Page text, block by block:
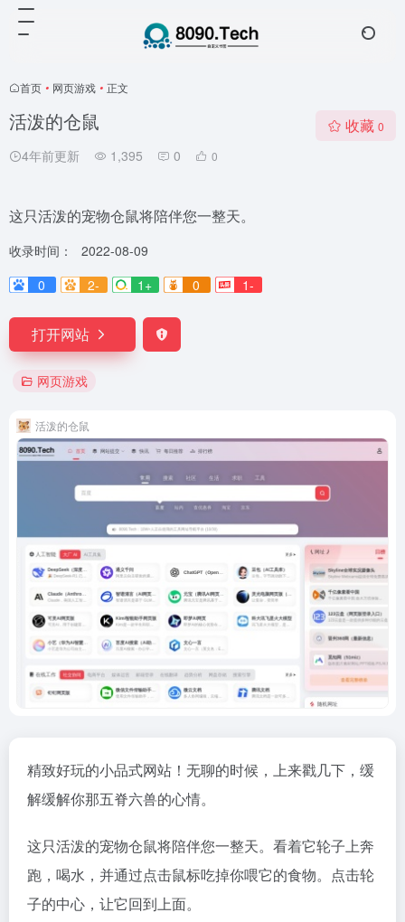
首页 • 网页游戏 • 正文
活泼的仓鼠
4年前更新 1,395 0 0
收藏 0
这只活泼的宠物仓鼠将陪伴您一整天。
收录时间：
2022-08-09
0
2- 1+ 0 1-
打开网站
网页游戏
活泼的仓鼠
精致好玩的小品式网站！无聊的时候，上来戳几下，缓
解缓解你那五脊六兽的心情。
这只活泼的宠物仓鼠将陪伴您一整天。看着它轮子上奔
跑，喝水，并通过点击鼠标吃掉你喂它的食物。点击轮
子的中心，让它回到上面。